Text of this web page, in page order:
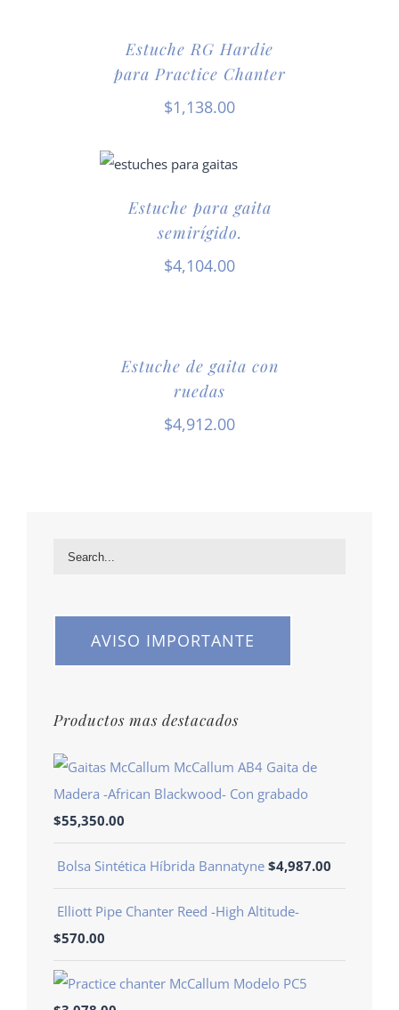
Estuche RG Hardie
para Practice Chanter
$1,138.00
Estuche para gaita
semirígido.
$4,104.00
Estuche de gaita con
ruedas
$4,912.00
AVISO IMPORTANTE
Productos mas destacados
McCallum AB4 Gaita de
Madera -African Blackwood- Con grabado
$55,350.00
Bolsa Sintética Híbrida Bannatyne $4,987.00
Elliott Pipe Chanter Reed -High Altitude-
$570.00
Modelo PC5